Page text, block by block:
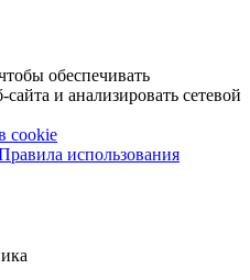
обеспечивать
и анализировать сетевой
cookie
использования